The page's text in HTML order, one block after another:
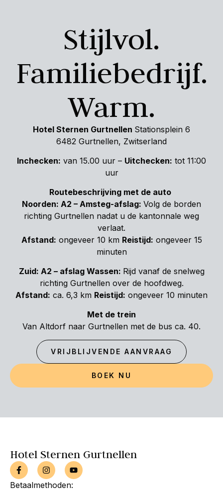
Stijlvol.
Familiebedrijf.
Warm.
Hotel Sternen Gurtnellen Stationsplein 6
6482 Gurtnellen, Zwitserland
Inchecken: van 15.00 uur – Uitchecken: tot 11:00
uur
Routebeschrijving met de auto
Noorden: A2 – Amsteg-afslag: Volg de borden
richting Gurtnellen nadat u de kantonnale weg
verlaat.
Afstand: ongeveer 10 km Reistijd: ongeveer 15
minuten
Zuid: A2 – afslag Wassen: Rijd vanaf de snelweg
richting Gurtnellen over de hoofdweg.
Afstand: ca. 6,3 km Reistijd: ongeveer 10 minuten
Met de trein
Van Altdorf naar Gurtnellen met de bus ca. 40.
VRIJBLIJVENDE AANVRAAG
BOEK NU
Hotel Sternen Gurtnellen
Betaalmethoden: